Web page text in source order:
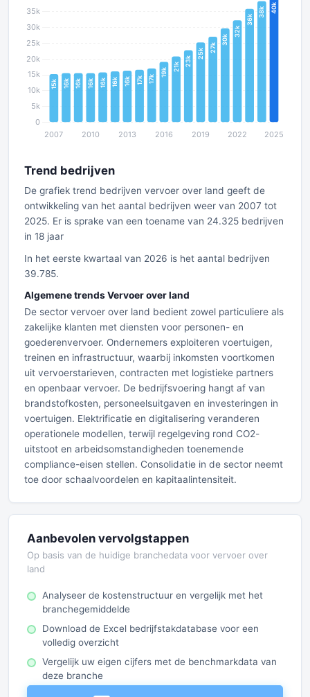
Trend bedrijven
De grafiek trend bedrijven vervoer over land geeft de
ontwikkeling van het aantal bedrijven weer van 2007 tot
2025. Er is sprake van een toename van 24.325 bedrijven
in 18 jaar
In het eerste kwartaal van 2026 is het aantal bedrijven
39.785.
Algemene trends Vervoer over land
De sector vervoer over land bedient zowel particuliere als
zakelijke klanten met diensten voor personen- en
goederenvervoer. Ondernemers exploiteren voertuigen,
treinen en infrastructuur, waarbij inkomsten voortkomen
uit vervoerstarieven, contracten met logistieke partners
en openbaar vervoer. De bedrijfsvoering hangt af van
brandstofkosten, personeelsuitgaven en investeringen in
voertuigen. Elektrificatie en digitalisering veranderen
operationele modellen, terwijl regelgeving rond CO2-
uitstoot en arbeidsomstandigheden toenemende
compliance-eisen stellen. Consolidatie in de sector neemt
toe door schaalvoordelen en kapitaalintensiteit.
Aanbevolen vervolgstappen
Op basis van de huidige branchedata voor vervoer over
land
Analyseer de kostenstructuur en vergelijk met het
branchegemiddelde
Download de Excel bedrijfstakdatabase voor een
volledig overzicht
Vergelijk uw eigen cijfers met de benchmarkdata van
deze branche